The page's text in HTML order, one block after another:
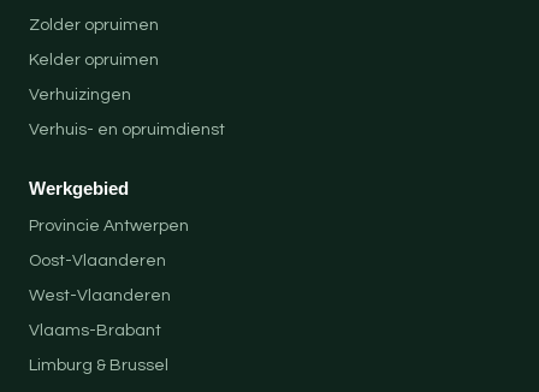
Zolder opruimen
Kelder opruimen
Verhuizingen
Verhuis- en opruimdienst
Werkgebied
Provincie Antwerpen
Oost-Vlaanderen
West-Vlaanderen
Vlaams-Brabant
Limburg & Brussel